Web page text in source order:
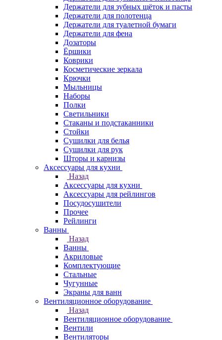
Держатели для зубных щёток и пасты
Держатели для полотенца
Держатели для туалетной бумаги
Держатели для фена
Дозаторы
Ёршики
Коврики
Косметические зеркала
Крючки
Мыльницы
Наборы
Полки
Светильники
Стаканы и подстаканники
Стойки
Сушилки для белья
Сушилки для рук
Шторы и карнизы
Аксессуары для кухни
Назад
Аксессуары для кухни
Аксессуары для рейлингов
Посудосушители
Прочее
Рейлинги
Ванны
Назад
Ванны
Акриловые
Комплектующие
Стальные
Чугунные
Экраны для ванн
Вентиляционное оборудование
Назад
Вентиляционное оборудование
Вентили
Вентиляторы